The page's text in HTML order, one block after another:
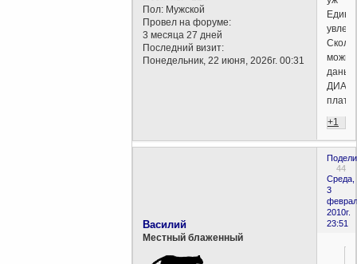
Пол: Мужской
Провел на форуме:
3 месяца 27 дней
Последний визит:
Понедельник, 22 июня, 2026г. 00:31
можно
дань
+1
44
Среда,
3
2010г.
23:51
Василий
Местный блаженный